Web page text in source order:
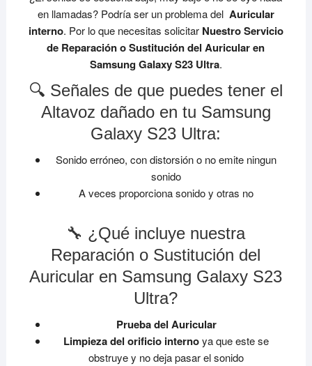
en llamadas? Podría ser un problema del Auricular
interno. Por lo que necesitas solicitar Nuestro Servicio
de Reparación o Sustitución del Auricular en
Samsung Galaxy S23 Ultra.
🔍 Señales de que puedes tener el
Altavoz dañado en tu Samsung
Galaxy S23 Ultra:
Sonido erróneo, con distorsión o no emite ningun
sonido
A veces proporciona sonido y otras no
🔧 ¿Qué incluye nuestra
Reparación o Sustitución del
Auricular en Samsung Galaxy S23
Ultra?
Prueba del Auricular
Limpieza del orificio internoya que este se
obstruye y no deja pasar el sonido